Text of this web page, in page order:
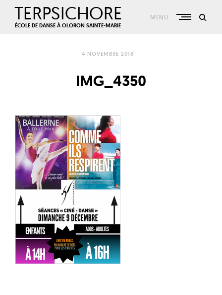
contentTERPSICHORE
ÉCOLE DE DANSE À OLORON SAINTE-MARIE
MENU
4 NOVEMBRE 2018
IMG_4350